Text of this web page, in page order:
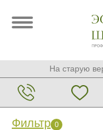
На старую
Фильтр 0